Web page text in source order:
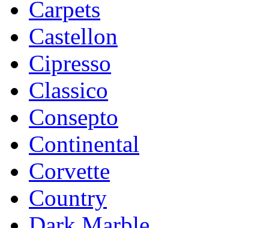
Carpets
Castellon
Cipresso
Classico
Consepto
Continental
Corvette
Country